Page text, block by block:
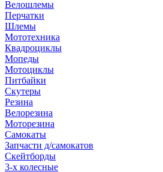
Велошлемы
Перчатки
Шлемы
Мототехника
Квадроциклы
Мопеды
Мотоциклы
Питбайки
Скутеры
Резина
Велорезина
Моторезина
Самокаты
Запчасти д/самокатов
Скейтборды
3-х колесные